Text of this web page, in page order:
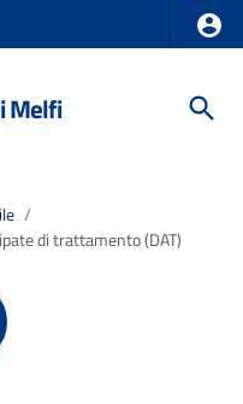
Melfi
/
di trattamento (DAT)